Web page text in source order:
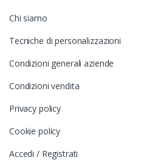
Chi siamo
Tecniche di personalizzazioni
Condizioni generali aziende
Condizioni vendita
Privacy policy
Cookie policy
Accedi / Registrati